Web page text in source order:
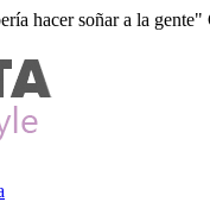
hacer soñar a la gente"